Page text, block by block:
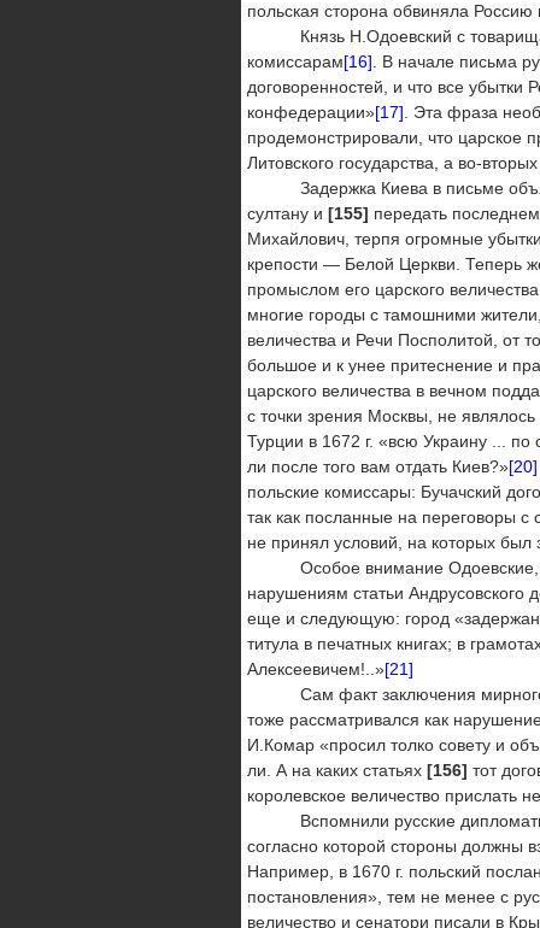
польская сторона обвиняла
Князь Н.Одоевский с товарищами
комиссарам[16] . В начале письма
договоренностей, и что все
конфедерации»[17] . Эта фраза
продемонстрировали, что царское
Литовского государства, а во-
Задержка Киева в письме
султану и [155] передать
Михайлович, терпя огромные
крепости — Белой Церкви. Теперь
промыслом его царского
многие городы с тамошними
величества и Речи Посполитой, от
большое и к унее притеснение и
царского величества в вечном
с точки зрения Москвы, не
Турции в 1672 г. «всю Украину ...
ли после того вам отдать Киев?»[20]
польские комиссары: Бучачский
так как посланные на переговоры
не принял условий, на которых
Особое внимание Одоевские,
нарушениям статьи Андрусовского
еще и следующую: город «задержан
титула в печатных книгах; в
Алексеевичем!..»[21]
Сам факт заключения мирного
тоже рассматривался как
И.Комар «просил толко совету и
ли. А на каких статьях [156] тот
королевское величество прислать
Вспомнили русские дипломаты и
согласно которой стороны должны
Например, в 1670 г. польский
постановления», тем не менее с
величество и сенатори писали в